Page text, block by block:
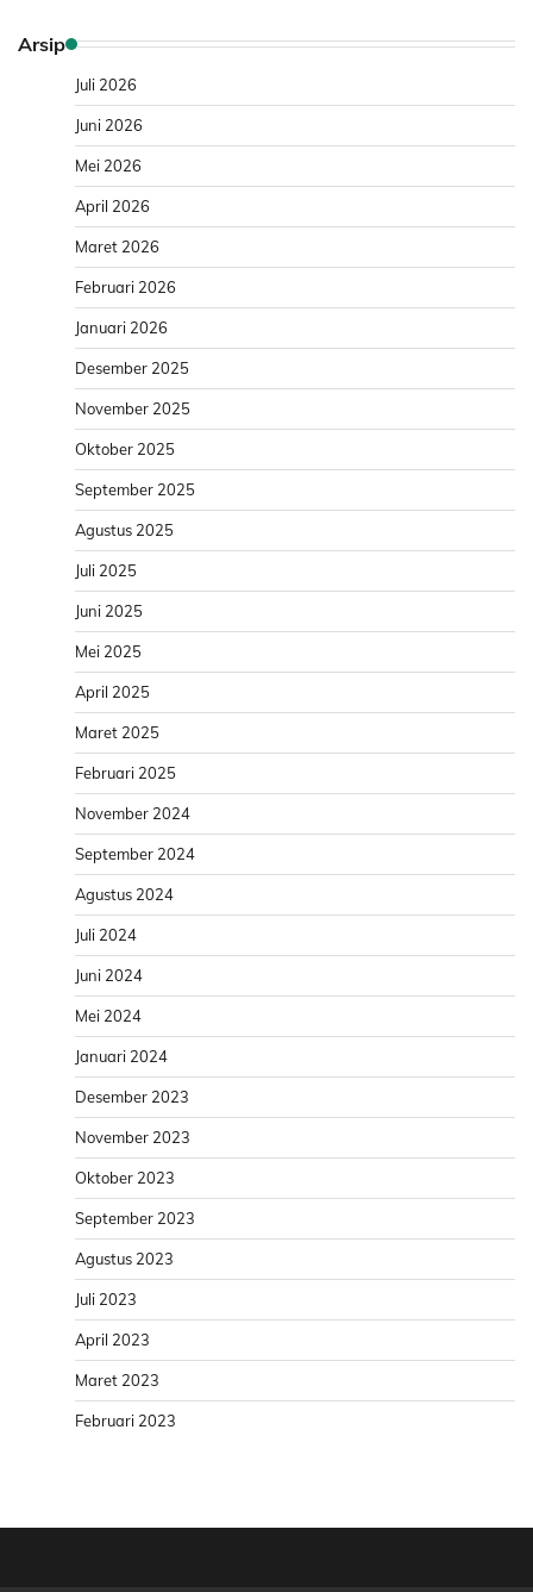
Arsip
Juli 2026
Juni 2026
Mei 2026
April 2026
Maret 2026
Februari 2026
Januari 2026
Desember 2025
November 2025
Oktober 2025
September 2025
Agustus 2025
Juli 2025
Juni 2025
Mei 2025
April 2025
Maret 2025
Februari 2025
November 2024
September 2024
Agustus 2024
Juli 2024
Juni 2024
Mei 2024
Januari 2024
Desember 2023
November 2023
Oktober 2023
September 2023
Agustus 2023
Juli 2023
April 2023
Maret 2023
Februari 2023